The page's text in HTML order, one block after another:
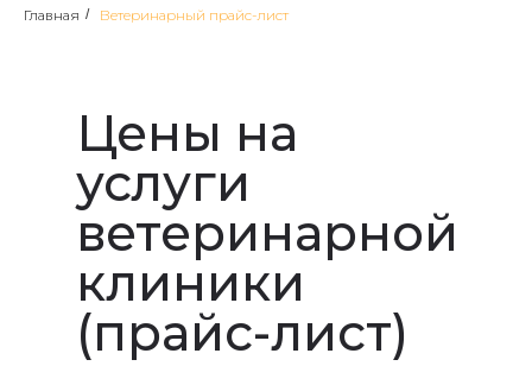
Главная / Ветеринарный прайс-лист
Цены на
услуги
ветеринарной
клиники
(прайс-лист)